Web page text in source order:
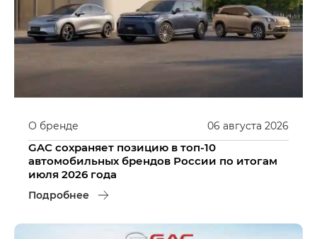
06 августа 2026
О бренде
GAC сохраняет позицию в топ-10
автомобильных брендов России по итогам
июля 2026 года
Подробнее